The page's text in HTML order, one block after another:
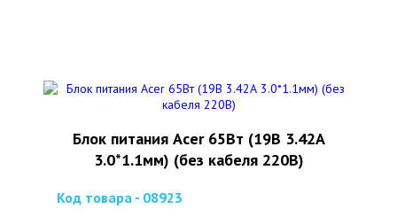
Блок питания Acer 65Вт (19В 3.42А
3.0*1.1мм) (без кабеля 220В)
Код товара - 08923